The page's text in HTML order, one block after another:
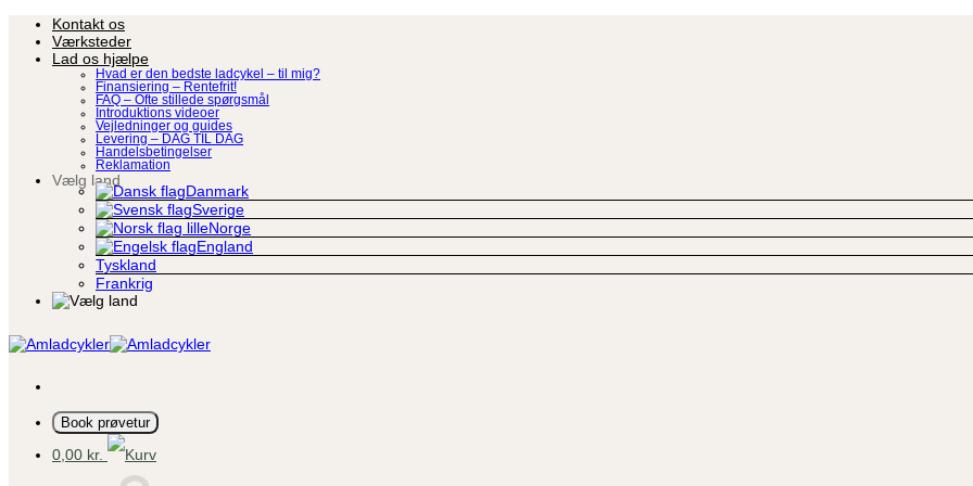
Fortsæt
indhold
Kontakt os
Værksteder
Lad os hjælpe
Hvad er den bedste ladcykel – til mig?
Finansiering – Rentefrit!
FAQ – Ofte stillede spørgsmål
Introduktions videoer
Vejledninger og guides
Levering – DAG TIL DAG
Handelsbetingelser
Reklamation
Vælg land
Danmark
Sverige
Norge
England
Tyskland
Frankrig
Book prøvetur
0,00 kr.